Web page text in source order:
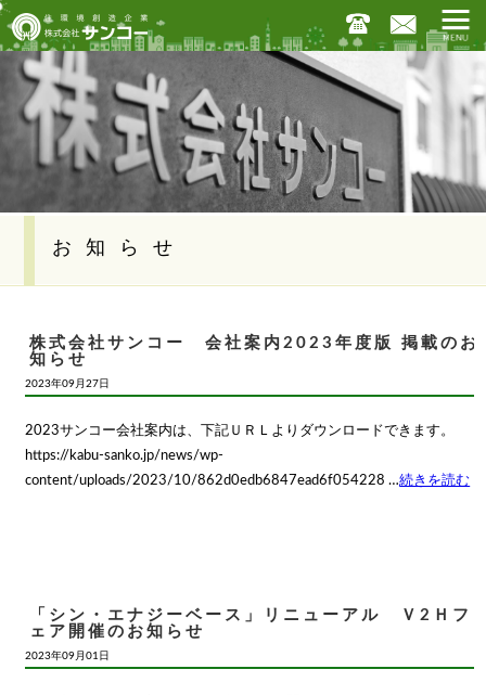
お知らせ
株式会社サンコー 会社案内2023年度版 掲載のお
知らせ
2023年09月27日
2023サンコー会社案内は、下記ＵＲＬよりダウンロードできます。
https://kabu-sanko.jp/news/wp-
content/uploads/2023/10/862d0edb6847ead6f054228 …続きを読む
「シン・エナジーベース」リニューアル Ｖ2Ｈフ
ェア開催のお知らせ
2023年09月01日